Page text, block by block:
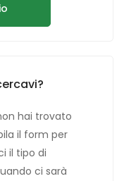
hai trovato
il form per
il tipo di
ci sarà